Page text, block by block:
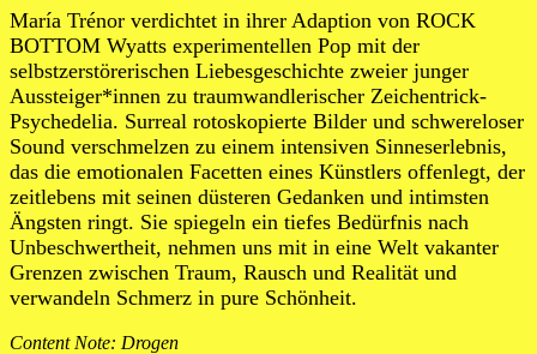
María Trénor verdichtet in ihrer Adaption von ROCK
BOTTOM Wyatts experimentellen Pop mit der
selbstzerstörerischen Liebesgeschichte zweier junger
Aussteiger*innen zu traumwandlerischer Zeichentrick-
Psychedelia. Surreal rotoskopierte Bilder und schwereloser
Sound verschmelzen zu einem intensiven Sinneserlebnis,
das die emotionalen Facetten eines Künstlers offenlegt, der
zeitlebens mit seinen düsteren Gedanken und intimsten
Ängsten ringt. Sie spiegeln ein tiefes Bedürfnis nach
Unbeschwertheit, nehmen uns mit in eine Welt vakanter
Grenzen zwischen Traum, Rausch und Realität und
verwandeln Schmerz in pure Schönheit.
Content Note: Drogen